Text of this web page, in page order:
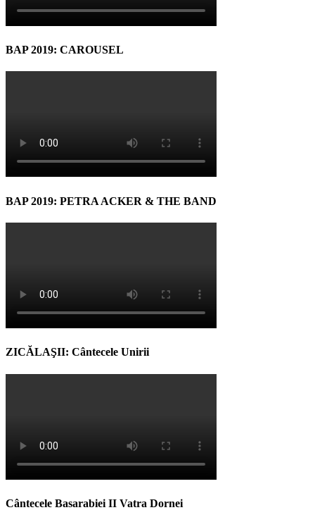
BAP 2019: CAROUSEL
BAP 2019: PETRA ACKER & THE BAND
ZICĂLAŞII: Cântecele Unirii
Cântecele Basarabiei II Vatra Dornei